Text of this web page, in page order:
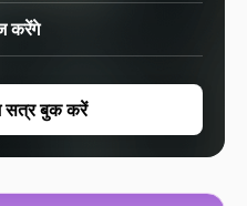
करेंगे
सत्र बुक करें